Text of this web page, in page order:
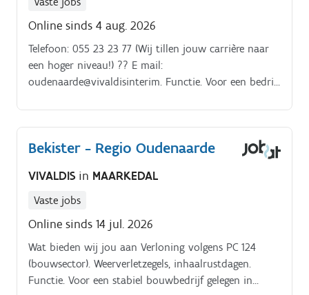
Online sinds 4 aug. 2026
Telefoon: 055 23 23 77 (Wij tillen jouw carrière naar
een hoger niveau!) ?? E mail:
oudenaarde@vivaldisinterim. Functie. Voor een bedrijf
Bekister - Regio Oudenaarde
VIVALDIS in MAARKEDAL
Vaste jobs
Online sinds 14 jul. 2026
Wat bieden wij jou aan Verloning volgens PC 124
(bouwsector). Weerverletzegels, inhaalrustdagen.
Functie. Voor een stabiel bouwbedrijf gelegen in